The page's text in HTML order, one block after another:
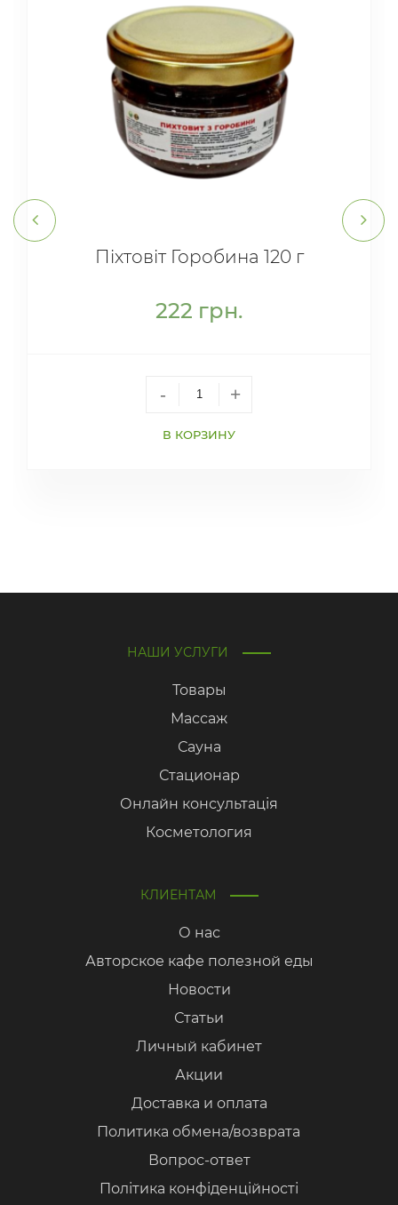
Піхтовіт Горобина 120 г
222 грн.
- +
В КОРЗИНУ
НАШИ УСЛУГИ
Товары
Массаж
Сауна
Стационар
Онлайн консультація
Косметология
КЛИЕНТАМ
О нас
Авторское кафе полезной еды
Новости
Статьи
Личный кабинет
Акции
Доставка и оплата
Политика обмена/возврата
Вопрос-ответ
Політика конфіденційності